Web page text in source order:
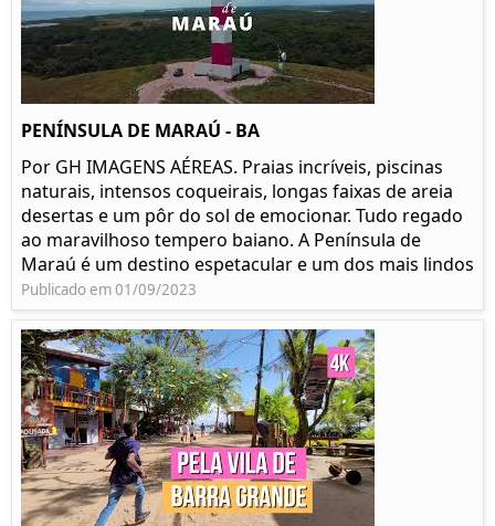
PENÍNSULA DE MARAÚ - BA
Por GH IMAGENS AÉREAS. Praias incríveis, piscinas
naturais, intensos coqueirais, longas faixas de areia
desertas e um pôr do sol de emocionar. Tudo regado
ao maravilhoso tempero baiano. A Península de
Maraú é um destino espetacular e um dos mais lindos
Publicado em 01/09/2023